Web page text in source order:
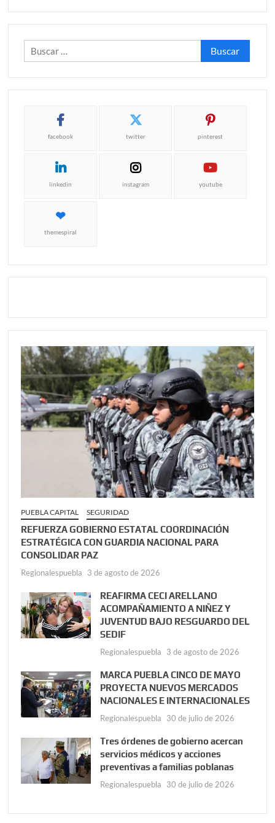
Buscar:
facebook twitter pinterest
linkedin instagram youtube
themespiral
PUEBLA CAPITAL SEGURIDAD
REFUERZA GOBIERNO ESTATAL COORDINACIÓN
ESTRATÉGICA CON GUARDIA NACIONAL PARA
CONSOLIDAR PAZ
Regionalespuebla 3 de agosto de 2026
REAFIRMA CECI ARELLANO
ACOMPAÑAMIENTO A NIÑEZ Y
JUVENTUD BAJO RESGUARDO DEL
SEDIF
Regionalespuebla 3 de agosto de 2026
MARCA PUEBLA CINCO DE MAYO
PROYECTA NUEVOS MERCADOS
NACIONALES E INTERNACIONALES
Regionalespuebla 30 de julio de 2026
Tres órdenes de gobierno acercan
servicios médicos y acciones
preventivas a familias poblanas
Regionalespuebla 30 de julio de 2026